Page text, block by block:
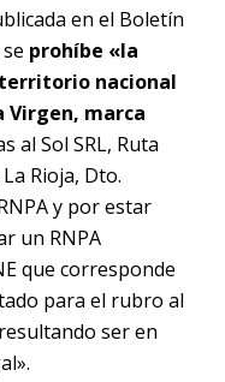
en el Boletín
prohíbe «la
nacional
Virgen, marca
al Sol SRL, Ruta
Rioja, Dto.
y por estar
un RNPA
que corresponde
para el rubro al
ser en